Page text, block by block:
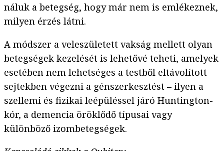
náluk a betegség, hogy már nem is emlékeznek,
milyen érzés látni.
A módszer a veleszületett vakság mellett olyan
betegségek kezelését is lehetővé teheti, amelyek
esetében nem lehetséges a testből eltávolított
sejtekben végezni a génszerkesztést – ilyen a
szellemi és fizikai leépüléssel járó Huntington-
kór, a demencia öröklődő típusai vagy
különböző izombetegségek.